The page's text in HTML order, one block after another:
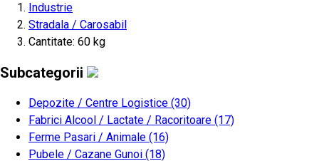
Industrie
Stradala / Carosabil
Cantitate: 60 kg
Subcategorii
Depozite / Centre Logistice (30)
Fabrici Alcool / Lactate / Racoritoare (17)
Ferme Pasari / Animale (16)
Pubele / Cazane Gunoi (18)